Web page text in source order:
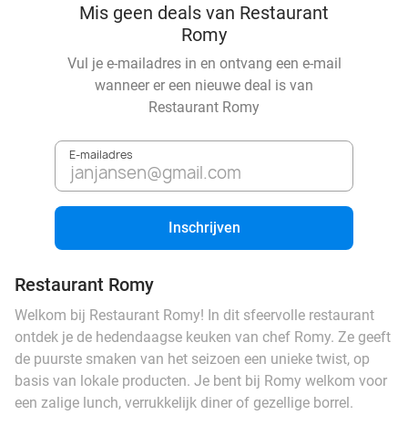
Mis geen deals van Restaurant
Romy
Vul je e-mailadres in en ontvang een e-mail
wanneer er een nieuwe deal is van
Restaurant Romy
E-mailadres
Inschrijven
Restaurant Romy
Welkom bij Restaurant Romy! In dit sfeervolle restaurant
ontdek je de hedendaagse keuken van chef Romy. Ze geeft
de puurste smaken van het seizoen een unieke twist, op
basis van lokale producten. Je bent bij Romy welkom voor
een zalige lunch, verrukkelijk diner of gezellige borrel.